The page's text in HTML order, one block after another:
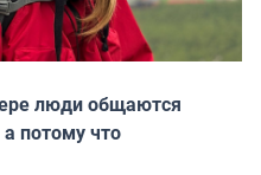
люди общаются
потому что